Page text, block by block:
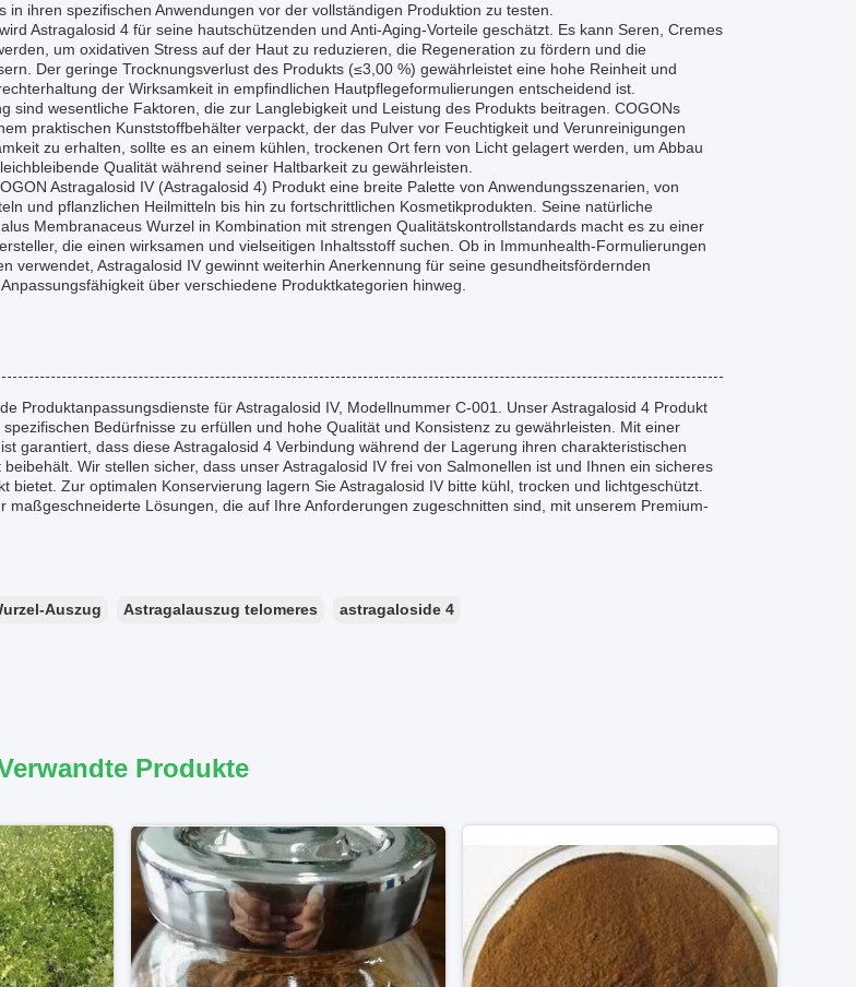
in ihren spezifischen Anwendungen vor der vollständigen Produktion zu testen.
Astragalosid 4 für seine hautschützenden und Anti-Aging-Vorteile geschätzt. Es kann Seren, Cremes
um oxidativen Stress auf der Haut zu reduzieren, die Regeneration zu fördern und die
Der geringe Trocknungsverlust des Produkts (≤3,00 %) gewährleistet eine hohe Reinheit und
der Wirksamkeit in empfindlichen Hautpflegeformulierungen entscheidend ist.
sind wesentliche Faktoren, die zur Langlebigkeit und Leistung des Produkts beitragen. COGONs
praktischen Kunststoffbehälter verpackt, der das Pulver vor Feuchtigkeit und Verunreinigungen
zu erhalten, sollte es an einem kühlen, trockenen Ort fern von Licht gelagert werden, um Abbau
Qualität während seiner Haltbarkeit zu gewährleisten.
Astragalosid IV (Astragalosid 4) Produkt eine breite Palette von Anwendungsszenarien, von
und pflanzlichen Heilmitteln bis hin zu fortschrittlichen Kosmetikprodukten. Seine natürliche
Membranaceus Wurzel in Kombination mit strengen Qualitätskontrollstandards macht es zu einer
die einen wirksamen und vielseitigen Inhaltsstoff suchen. Ob in Immunhealth-Formulierungen
verwendet, Astragalosid IV gewinnt weiterhin Anerkennung für seine gesundheitsfördernden
über verschiedene Produktkategorien hinweg.
Produktanpassungsdienste für Astragalosid IV, Modellnummer C-001. Unser Astragalosid 4 Produkt
Bedürfnisse zu erfüllen und hohe Qualität und Konsistenz zu gewährleisten. Mit einer
garantiert, dass diese Astragalosid 4 Verbindung während der Lagerung ihren charakteristischen
Wir stellen sicher, dass unser Astragalosid IV frei von Salmonellen ist und Ihnen ein sicheres
bietet. Zur optimalen Konservierung lagern Sie Astragalosid IV bitte kühl, trocken und lichtgeschützt.
maßgeschneiderte Lösungen, die auf Ihre Anforderungen zugeschnitten sind, mit unserem Premium-
Auszug Astragalauszug telomeres astragaloside 4
Produkte